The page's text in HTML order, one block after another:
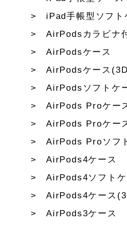
iPad手帳型ソフト
AirPodsカラビナ
AirPodsケース
AirPodsケース
AirPodsソフトケ
AirPods Proケー
AirPods Proケー
AirPods Proソフ
AirPods4ケース
AirPods4ソフトケ
AirPods4ケース
AirPods3ケース